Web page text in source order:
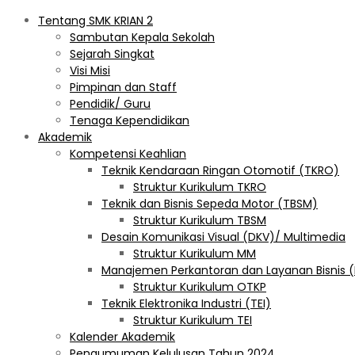
Tentang SMK KRIAN 2
Sambutan Kepala Sekolah
Sejarah Singkat
Visi Misi
Pimpinan dan Staff
Pendidik/ Guru
Tenaga Kependidikan
Akademik
Kompetensi Keahlian
Teknik Kendaraan Ringan Otomotif (TKRO)
Struktur Kurikulum TKRO
Teknik dan Bisnis Sepeda Motor (TBSM)
Struktur Kurikulum TBSM
Desain Komunikasi Visual (DKV)/ Multimedia
Struktur Kurikulum MM
Manajemen Perkantoran dan Layanan Bisnis
Struktur Kurikulum OTKP
Teknik Elektronika Industri (TEI)
Struktur Kurikulum TEI
Kalender Akademik